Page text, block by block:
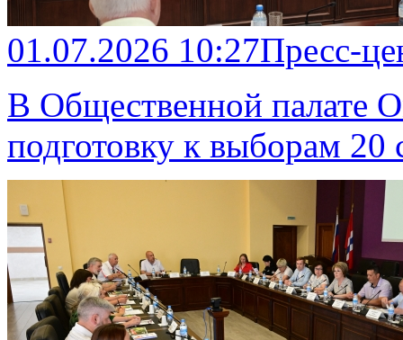
01.07.2026 10:27Пресс-
В Общественной палате
подготовку к выборам 20